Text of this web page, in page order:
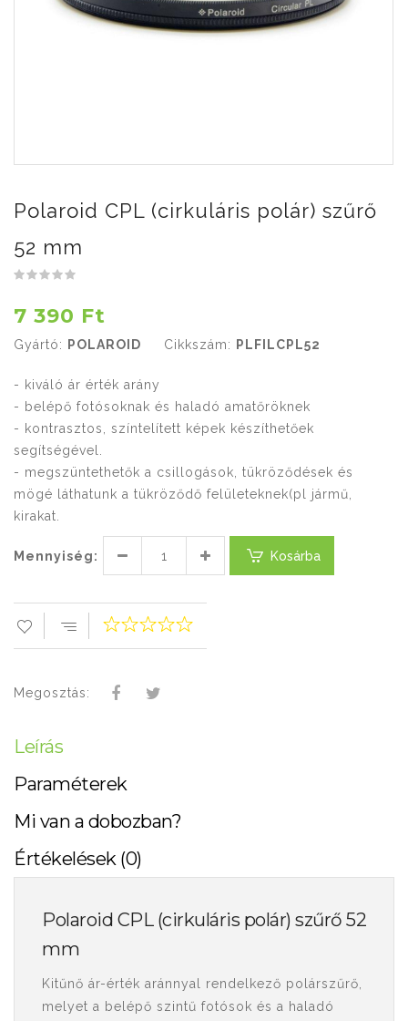
Polaroid CPL (cirkuláris polár) szűrő
52 mm
7 390 Ft
Gyártó: POLAROID Cikkszám: PLFILCPL52
- kiváló ár érték arány
- belépő fotósoknak és haladó amatőröknek
- kontrasztos, színtelített képek készíthetőek
segítségével.
- megszüntethetők a csillogások, tükröződések és
mögé láthatunk a tükröződő felületeknek(pl jármű,
kirakat.
Mennyiség: Kosárba
Megosztás:
Leírás
Paraméterek
Mi van a dobozban?
Értékelések (0)
Polaroid CPL (cirkuláris polár) szűrő 52
mm
Kitűnő ár-érték aránnyal rendelkező polárszűrő,
melyet a belépő szintű fotósok és a haladó